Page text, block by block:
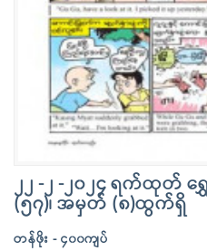
၂၂ -၂ -၂၀၂၄ ရက်ထုတ်
(၅၇)၊ အမှတ် (၈)ထွက်ရှိ
တန်ဖိုး - ၄၀၀ကျပ်